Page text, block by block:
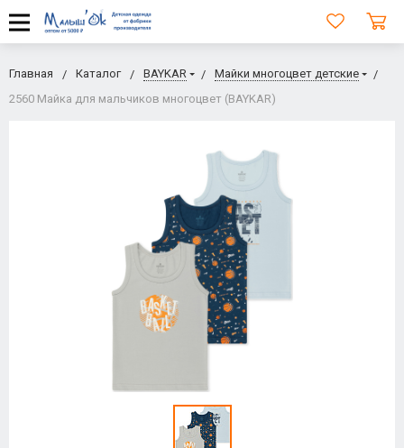
Главная Каталог BAYKAR
Майки многоцвет детские
2560 Майка для мальчиков многоцвет (BAYKAR)